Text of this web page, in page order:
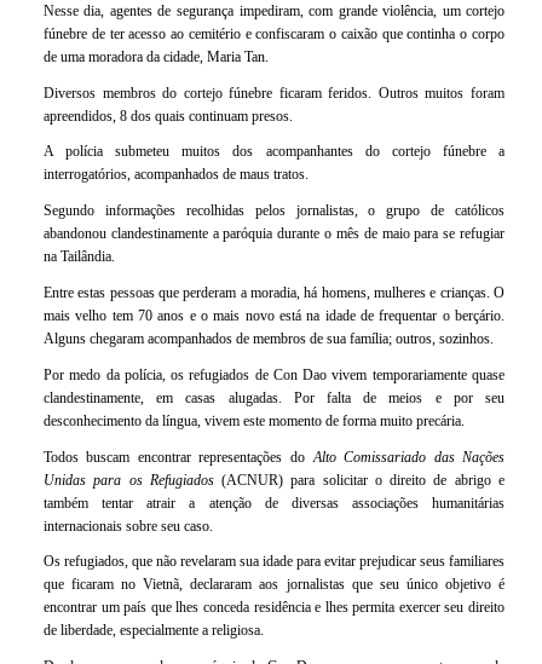
Nesse dia, agentes de segurança impediram, com grande violência, um cortejo
fúnebre de ter acesso ao cemitério e confiscaram o caixão que continha o corpo
de uma moradora da cidade, Maria Tan.
Diversos membros do cortejo fúnebre ficaram feridos. Outros muitos foram
apreendidos, 8 dos quais continuam presos.
A polícia submeteu muitos dos acompanhantes do cortejo fúnebre a
interrogatórios, acompanhados de maus tratos.
Segundo informações recolhidas pelos jornalistas, o grupo de católicos
abandonou clandestinamente a paróquia durante o mês de maio para se refugiar
na Tailândia.
Entre estas pessoas que perderam a moradia, há homens, mulheres e crianças. O
mais velho tem 70 anos e o mais novo está na idade de frequentar o berçário.
Alguns chegaram acompanhados de membros de sua família; outros, sozinhos.
Por medo da polícia, os refugiados de Con Dao vivem temporariamente quase
clandestinamente, em casas alugadas. Por falta de meios e por seu
desconhecimento da língua, vivem este momento de forma muito precária.
Todos buscam encontrar representações do Alto Comissariado das Nações
Unidas para os Refugiados(ACNUR) para solicitar o direito de abrigo e
também tentar atrair a atenção de diversas associações humanitárias
internacionais sobre seu caso.
Os refugiados, que não revelaram sua idade para evitar prejudicar seus familiares
que ficaram no Vietnã, declararam aos jornalistas que seu único objetivo é
encontrar um país que lhes conceda residência e lhes permita exercer seu direito
de liberdade, especialmente a religiosa.